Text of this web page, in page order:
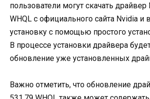
пользователи могут скачать драйвер
WHQL с официального сайта Nvidia и
установку с помощью простого
В процессе установки драйвера
обновление уже установленных
Важно отметить, что обновление